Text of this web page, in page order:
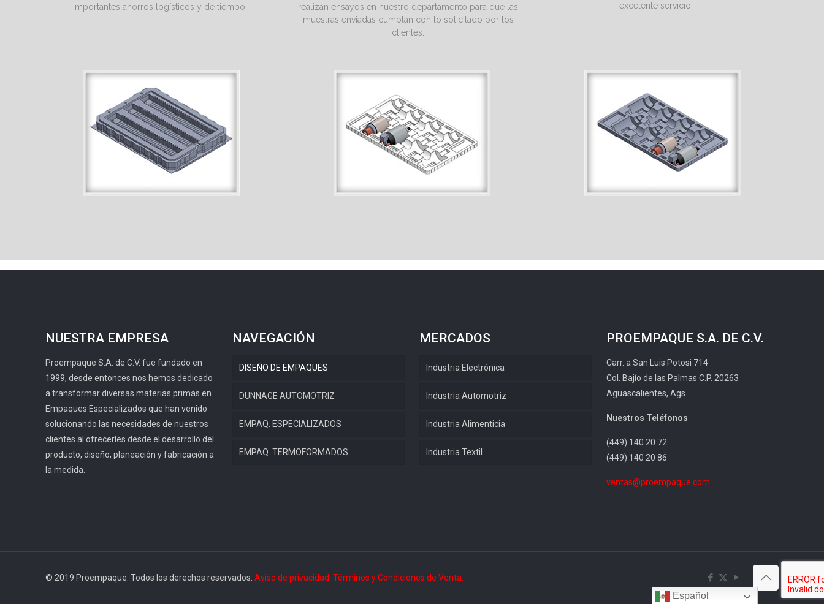
importantes ahorros logísticos y de tiempo.
realizan ensayos en nuestro departamento para que las
muestras enviadas cumplan con lo solicitado por los
clientes.
excelente servicio.
NUESTRA EMPRESA
Proempaque S.A. de C.V. fue fundado en
1999, desde entonces nos hemos dedicado
a transformar diversas materias primas en
Empaques Especializados que han venido
solucionando las necesidades de nuestros
clientes al ofrecerles desde el desarrollo del
producto, diseño, planeación y fabricación a
la medida.
NAVEGACIÓN
DISEÑO DE EMPAQUES
DUNNAGE AUTOMOTRIZ
EMPAQ. ESPECIALIZADOS
EMPAQ. TERMOFORMADOS
MERCADOS
Industria Electrónica
Industria Automotriz
Industria Alimenticia
Industria Textil
PROEMPAQUE S.A. DE C.V.
Carr. a San Luis Potosi 714
Col. Bajío de las Palmas C.P. 20263
Aguascalientes, Ags.
Nuestros Teléfonos
(449) 140 20 72
(449) 140 20 86
ventas@proempaque.com
© 2019 Proempaque. Todos los derechos reservados. Aviso de privacidad. Términos y Condiciones de Venta.
Español